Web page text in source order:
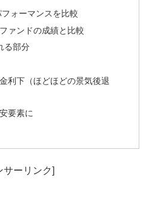
フォーマンスを比較
ァンドの成績と比較
る部分
利下（ほどほどの景気後退
要素に
サーリンク]